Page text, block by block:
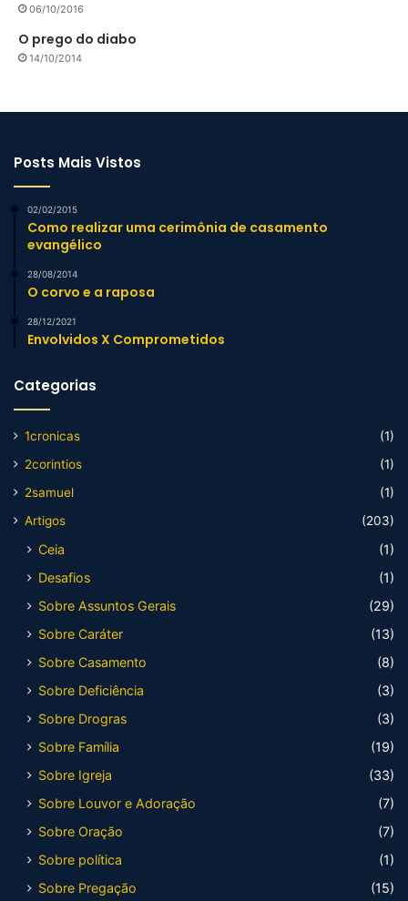
06/10/2016
O prego do diabo
14/10/2014
Posts Mais Vistos
02/02/2015
Como realizar uma cerimônia de casamento
evangélico
28/08/2014
O corvo e a raposa
28/12/2021
Envolvidos X Comprometidos
Categorias
1cronicas
(1)
2corintios
(1)
2samuel
(1)
Artigos
(203)
Ceia
(1)
Desafios
(1)
Sobre Assuntos Gerais
(29)
Sobre Caráter
(13)
Sobre Casamento
(8)
Sobre Deficiência
(3)
Sobre Drogras
(3)
Sobre Família
(19)
Sobre Igreja
(33)
Sobre Louvor e Adoração
(7)
Sobre Oração
(7)
Sobre política
(1)
Sobre Pregação
(15)